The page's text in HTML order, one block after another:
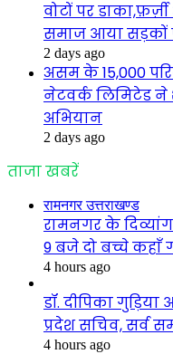
वोटों पर
समाज आया सड़कों
2 days ago
असम के 15,000
नेटवर्क लिमिटेड ने
अभियान
2 days ago
ताजा खबरें
रामनगर उत्तराखण्ड
रामनगर के
9 बजे दो बच्चे कहाँ
4 hours ago
डॉ. दीपिका
प्रदेश सचिव, सर्व
4 hours ago